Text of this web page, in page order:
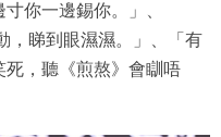
你一邊錫你。」、
，睇到眼濕濕。」、「有
死，聽《煎熬》會瞓唔